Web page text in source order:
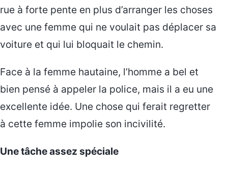
rue à forte pente en plus d’arranger les choses
avec une femme qui ne voulait pas déplacer sa
voiture et qui lui bloquait le chemin.
Face à la femme hautaine, l’homme a bel et
bien pensé à appeler la police, mais il a eu une
excellente idée. Une chose qui ferait regretter
à cette femme impolie son incivilité.
Une tâche assez spéciale